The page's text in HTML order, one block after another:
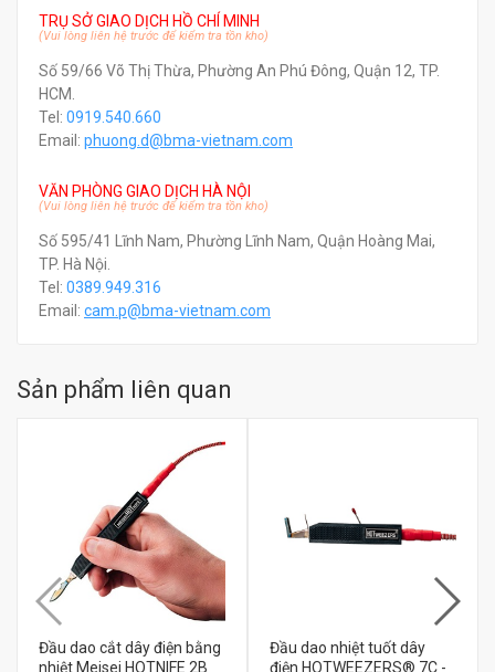
TRỤ SỞ GIAO DỊCH HỒ CHÍ MINH
(Vui lòng liên hệ trước để kiểm tra tồn kho)
Số 59/66 Võ Thị Thừa, Phường An Phú Đông, Quận 12, TP.
HCM.
Tel: 0919.540.660
Email: phuong.d@bma-vietnam.com
VĂN PHÒNG GIAO DỊCH HÀ NỘI
(Vui lòng liên hệ trước để kiểm tra tồn kho)
Số 595/41 Lĩnh Nam, Phường Lĩnh Nam, Quận Hoàng Mai,
TP. Hà Nội.
Tel: 0389.949.316
Email: cam.p@bma-vietnam.com
Sản phẩm liên quan
Đầu dao cắt dây điện bằng
nhiệt Meisei HOTNIFE 2B
Đầu dao nhiệt tuốt dây
điện HOTWEEZERS® 7C -